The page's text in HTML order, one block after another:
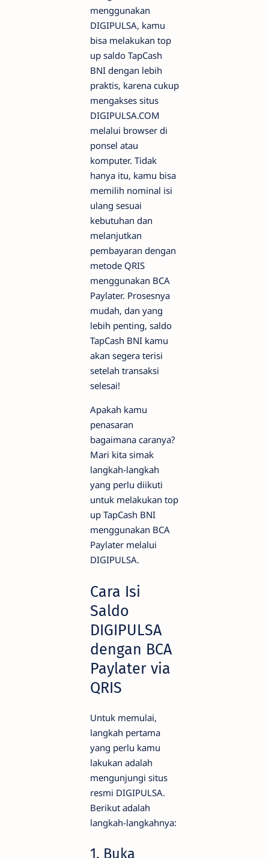
menggunakan
DIGIPULSA, kamu
bisa melakukan top
up saldo TapCash
BNI dengan lebih
praktis, karena cukup
mengakses situs
DIGIPULSA.COM
melalui browser di
ponsel atau
komputer. Tidak
hanya itu, kamu bisa
memilih nominal isi
ulang sesuai
kebutuhan dan
melanjutkan
pembayaran dengan
metode QRIS
menggunakan BCA
Paylater. Prosesnya
mudah, dan yang
lebih penting, saldo
TapCash BNI kamu
akan segera terisi
setelah transaksi
selesai!
Apakah kamu
penasaran
bagaimana caranya?
Mari kita simak
langkah-langkah
yang perlu diikuti
untuk melakukan top
up TapCash BNI
menggunakan BCA
Paylater melalui
DIGIPULSA.
Cara Isi
Saldo
DIGIPULSA
dengan BCA
Paylater via
QRIS
Untuk memulai,
langkah pertama
yang perlu kamu
lakukan adalah
mengunjungi situs
resmi DIGIPULSA.
Berikut adalah
langkah-langkahnya:
1. Buka